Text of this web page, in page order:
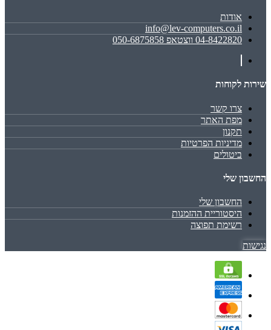
אודות
info@lev-computers.co.il
04-8422820 ווצטאפ 050-6875858
שירות לקוחות
צרו קשר
מפת האתר
תקנון
מדיניות הפרטיות
ביטולים
החשבון שלי
החשבון שלי
היסטוריית ההזמנות
רשימת תפוצה
נגישות